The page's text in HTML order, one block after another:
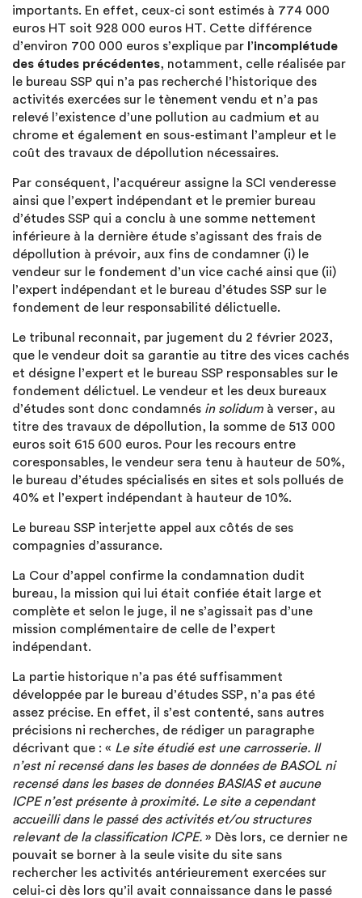
importants. En effet, ceux-ci sont estimés à 774 000
euros HT soit 928 000 euros HT. Cette différence
d’environ 700 000 euros s’explique par l’incomplétude
des études précédentes, notamment, celle réalisée par
le bureau SSP qui n’a pas recherché l’historique des
activités exercées sur le tènement vendu et n’a pas
relevé l’existence d’une pollution au cadmium et au
chrome et également en sous-estimant l’ampleur et le
coût des travaux de dépollution nécessaires.
Par conséquent, l’acquéreur assigne la SCI venderesse
ainsi que l’expert indépendant et le premier bureau
d’études SSP qui a conclu à une somme nettement
inférieure à la dernière étude s’agissant des frais de
dépollution à prévoir, aux fins de condamner (i) le
vendeur sur le fondement d’un vice caché ainsi que (ii)
l’expert indépendant et le bureau d’études SSP sur le
fondement de leur responsabilité délictuelle.
Le tribunal reconnait, par jugement du 2 février 2023,
que le vendeur doit sa garantie au titre des vices cachés
et désigne l’expert et le bureau SSP responsables sur le
fondement délictuel. Le vendeur et les deux bureaux
d’études sont donc condamnés in solidum à verser, au
titre des travaux de dépollution, la somme de 513 000
euros soit 615 600 euros. Pour les recours entre
coresponsables, le vendeur sera tenu à hauteur de 50%,
le bureau d’études spécialisés en sites et sols pollués de
40% et l’expert indépendant à hauteur de 10%.
Le bureau SSP interjette appel aux côtés de ses
compagnies d’assurance.
La Cour d’appel confirme la condamnation dudit
bureau, la mission qui lui était confiée était large et
complète et selon le juge, il ne s’agissait pas d’une
mission complémentaire de celle de l’expert
indépendant.
La partie historique n’a pas été suffisamment
développée par le bureau d’études SSP, n’a pas été
assez précise. En effet, il s’est contenté, sans autres
précisions ni recherches, de rédiger un paragraphe
décrivant que : « Le site étudié est une carrosserie. Il
n’est ni recensé dans les bases de données de BASOL ni
recensé dans les bases de données BASIAS et aucune
ICPE n’est présente à proximité. Le site a cependant
accueilli dans le passé des activités et/ou structures
relevant de la classification ICPE. » Dès lors, ce dernier ne
pouvait se borner à la seule visite du site sans
rechercher les activités antérieurement exercées sur
celui-ci dès lors qu’il avait connaissance dans le passé